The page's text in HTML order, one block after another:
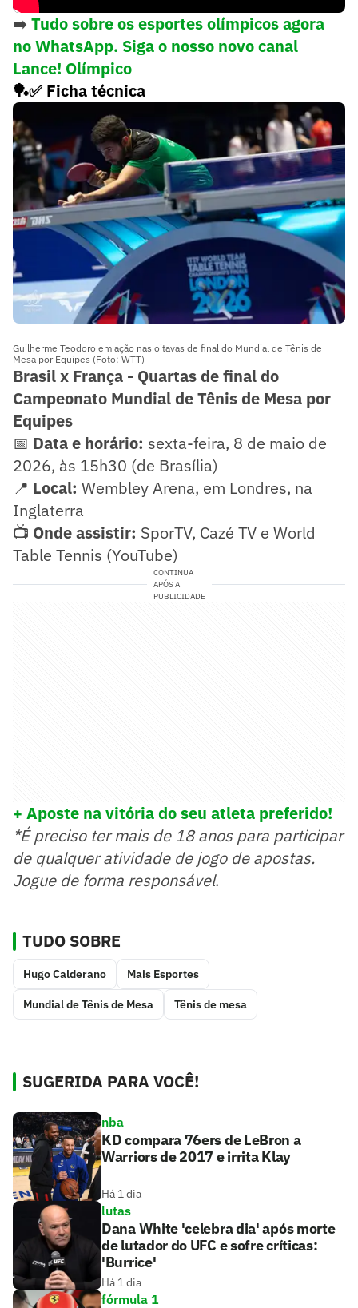
➡️ Tudo sobre os esportes olímpicos agora
no WhatsApp. Siga o nosso novo canal
Lance! Olímpico
🏓✅ Ficha técnica
Guilherme Teodoro em ação nas oitavas de final do Mundial de Tênis de
Mesa por Equipes (Foto: WTT)
Brasil x França - Quartas de final do
Campeonato Mundial de Tênis de Mesa por
Equipes
📅 Data e horário: sexta-feira, 8 de maio de
2026, às 15h30 (de Brasília)
📍 Local: Wembley Arena, em Londres, na
Inglaterra
📺 Onde assistir: SporTV, Cazé TV e World
Table Tennis (YouTube)
CONTINUA
APÓS A
PUBLICIDADE
+ Aposte na vitória do seu atleta preferido!
*É preciso ter mais de 18 anos para participar
de qualquer atividade de jogo de apostas.
Jogue de forma responsável.
TUDO SOBRE
Hugo Calderano Mais Esportes
Mundial de Tênis de Mesa Tênis de mesa
SUGERIDA PARA VOCÊ!
nba
KD compara 76ers de LeBron a
Warriors de 2017 e irrita Klay
Há 1 dia
lutas
Dana White 'celebra dia' após morte
de lutador do UFC e sofre críticas:
'Burrice'
Há 1 dia
fórmula 1